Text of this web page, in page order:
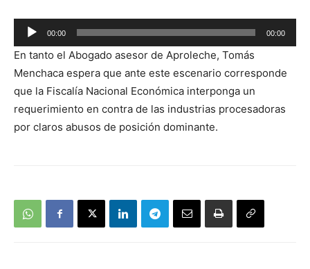
Reproductor
de
audio
00:00 00:00
En tanto el Abogado asesor de Aproleche, Tomás
Menchaca espera que ante este escenario corresponde
que la Fiscalía Nacional Económica interponga un
requerimiento en contra de las industrias procesadoras
por claros abusos de posición dominante.